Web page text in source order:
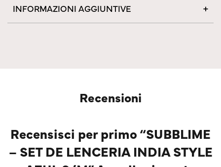
INFORMAZIONI AGGIUNTIVE
Recensioni
Recensisci per primo “SUBBLIME
– SET DE LENCERIA INDIA STYLE